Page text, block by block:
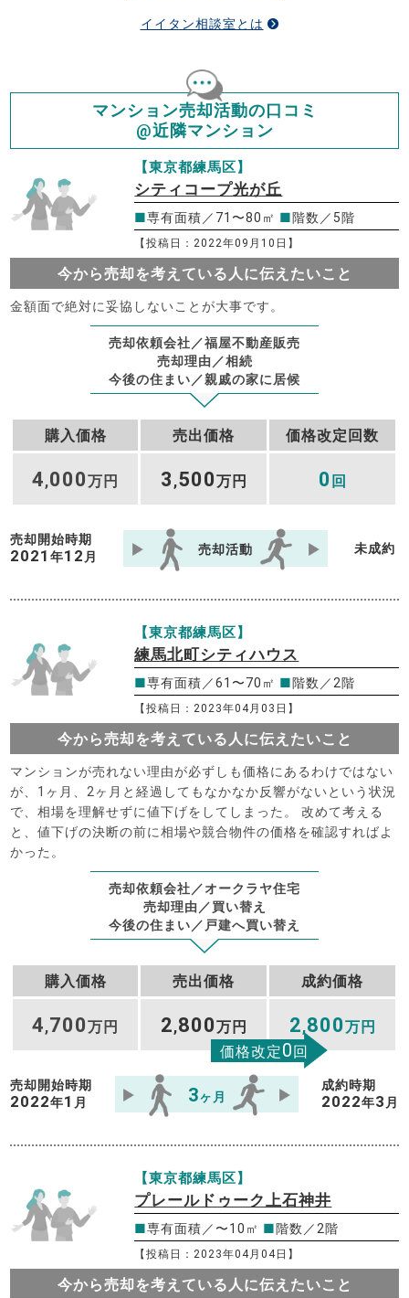
イイタン相談室とは
マンション売却活動の口コミ
@近隣マンション
【東京都練馬区】
シティコープ光が丘
■専有面積／71〜80㎡ ■階数／5階
【投稿日：2022年09月10日】
今から売却を考えている人に伝えたいこと
金額面で絶対に妥協しないことが大事です。
売却依頼会社／福屋不動産販売
売却理由／相続
今後の住まい／親戚の家に居候
購入価格 売出価格 価格改定回数
4,000万円 3 ,500万円 0 回
売却開始時期
2021年12 月
売却活動 未成約
【東京都練馬区】
練馬北町シティハウス
■専有面積／61〜70㎡ ■階数／2階
【投稿日：2023年04月03日】
今から売却を考えている人に伝えたいこと
マンションが売れない理由が必ずしも価格にあるわけではない
が、1ヶ月、2ヶ月と経過してもなかなか反響がないという状況
で、相場を理解せずに値下げをしてしまった。 改めて考える
と、値下げの決断の前に相場や競合物件の価格を確認すればよ
かった。
売却依頼会社／オークラヤ住宅
売却理由／買い替え
今後の住まい／戸建へ買い替え
購入価格 売出価格 成約価格
4,700万円 2,800万円 2,800万円
価格改定0回
売却開始時期
2022年1 月 3ヶ月
成約時期
2022年3 月
【東京都練馬区】
プレールドゥーク上石神井
■専有面積／〜10㎡ ■階数／2階
【投稿日：2023年04月04日】
今から売却を考えている人に伝えたいこと